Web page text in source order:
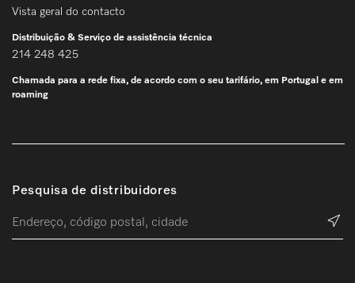
Vista geral do contacto
Distribuição & Serviço de assistência técnica
214 248 425
Chamada para a rede fixa, de acordo com o seu tarifário, em Portugal e em
roaming
Pesquisa de distribuidores